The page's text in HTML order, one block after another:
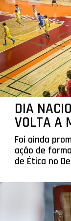
DIA
VOLTA A
Foi ainda
ação de
de Ética no